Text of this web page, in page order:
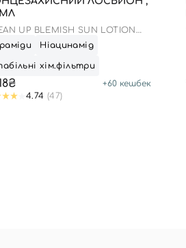
МЛ
UP BLEMISH SUN LOTION
50+ PA++++
Ніацинамід
хім.фільтри
+60кешбек
4.74 (47)